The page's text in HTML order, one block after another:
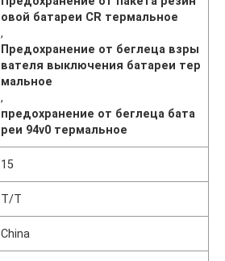
овой батареи CR термальное
,
Предохранение от беглеца взры
вателя выключения батареи тер
мальное
,
предохранение от беглеца бата
реи 94v0 термальное
15
T/T
China